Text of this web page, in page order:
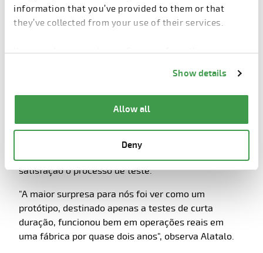
information that you’ve provided to them or that
they’ve collected from your use of their services.
You can change cookie preferences from the
Show details
Allow all
Deny
sistema é perfeito", diz Salmela. "Esse tipo de
inovação é realmente necessário à medida que os
Como a água é mais limpa, a reciclagem da água é
Inventores orgulhosos e ansiosos
satisfação o processo de teste.
"A maior surpresa para nós foi ver como um
protótipo, destinado apenas a testes de curta
duração, funcionou bem em operações reais em
uma fábrica por quase dois anos", observa Alatalo.